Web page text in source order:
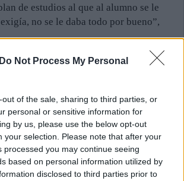
Do Not Process My Personal
out of the sale, sharing to third parties, or
personal or sensitive information for
by us, please use the below opt-out
your selection. Please note that after your
processed you may continue seeing
based on personal information utilized by
disclosed to third parties prior to
de estudios al que al alumno se le
no se le daba todo por bueno”,
y la recompensa profundizó: “La
no es un regalo, pero sí regala muchas
la televisión”. “Leer es un placer
y rico, pero tienes que poner un algo
sumergirse en el libro, lo que dice,
en su lenguaje”, confesó. Y ahí
Antonio de Villena, se halla el mejor
placer, conocimiento y cultura,